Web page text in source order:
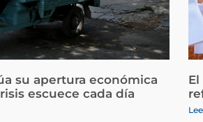
su apertura económica
escuece cada día